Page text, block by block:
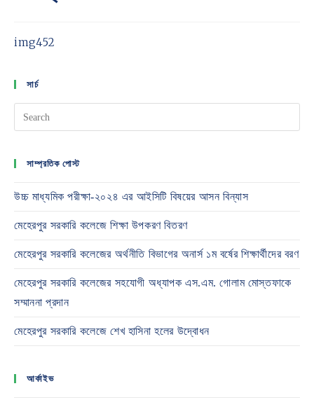
img452
সার্চ
সাম্প্রতিক পোস্ট
উচ্চ মাধ্যমিক পরীক্ষা-২০২৪ এর আইসিটি বিষয়ের আসন বিন্যাস
মেহেরপুর সরকারি কলেজে শিক্ষা উপকরণ বিতরণ
মেহেরপুর সরকারি কলেজের অর্থনীতি বিভাগের অনার্স ১ম বর্ষের শিক্ষার্থীদের বরণ
মেহেরপুর সরকারি কলেজের সহযোগী অধ্যাপক এস.এম. গোলাম মোস্তফাকে
সম্মাননা প্রদান
মেহেরপুর সরকারি কলেজে শেখ হাসিনা হলের উদ্বোধন
আর্কাইভ